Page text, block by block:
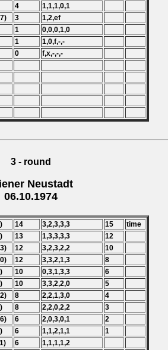
4
1,1,1,0,1
3
1,2,ef
1
0,0,0,1,0
1
1,0,f,-,-
0 f,x,-,-,-
3 - round
Neustadt
06.10.1974
14 3,2,3,3,3 15
time
13 1,3,3,3,3
12
12 3,2,3,2,2
10
12 3,3,2,1,3
8
10 0,3,1,3,3
6
10 3,3,2,2,0
5
8 2,2,1,3,0
4
8 2,2,0,2,2
3
6 2,0,3,0,1
2
6 1,1,2,1,1
1
6
1,1,1,1,2